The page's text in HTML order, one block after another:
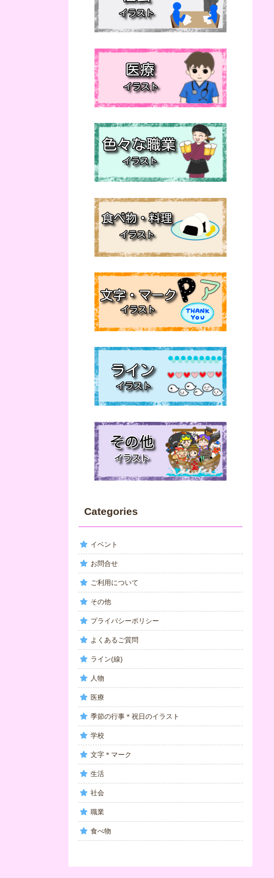
Categories
イベント
お問合せ
ご利用について
その他
プライバシーポリシー
よくあるご質問
ライン(線)
人物
医療
季節の行事＊祝日のイラスト
学校
文字＊マーク
生活
社会
職業
食べ物